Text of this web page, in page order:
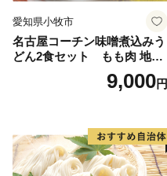
愛知県小牧市
名古屋コーチン味噌煮込みう
どん2食セット もも肉 地鶏
9,000円